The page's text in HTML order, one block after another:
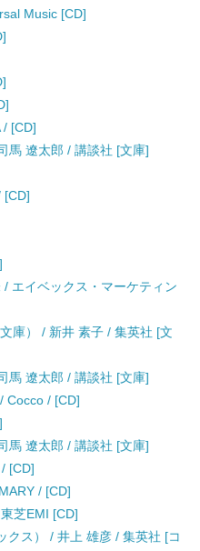
Music [CD]
/ [CD]
馬 遼太郎 / 講談社 [文庫]
[CD]
エイベックス・マーケティン
庫） / 新井 素子 / 集英社 [文
馬 遼太郎 / 講談社 [文庫]
Cocco / [CD]
馬 遼太郎 / 講談社 [文庫]
[CD]
/ [CD]
芝EMI [CD]
クス） / 井上 雄彦 / 集英社 [コ